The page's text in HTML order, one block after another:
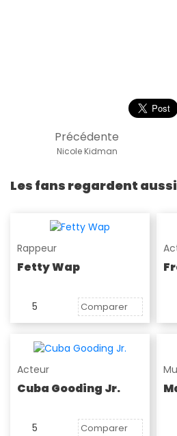
Précédente
Nicole Kidman
Les fans regardent aussi
Rappeur
Fetty Wap
5 Comparer
Acteur
Cuba Gooding Jr.
5 Comparer